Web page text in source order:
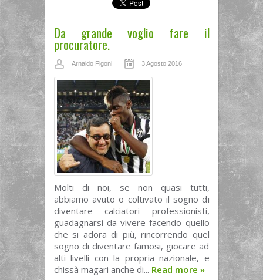
Da grande voglio fare il
procuratore.
Arnaldo Figoni 3 Agosto 2016
Molti di noi, se non quasi tutti,
abbiamo avuto o coltivato il sogno di
diventare calciatori professionisti,
guadagnarsi da vivere facendo quello
che si adora di più, rincorrendo quel
sogno di diventare famosi, giocare ad
alti livelli con la propria nazionale, e
chissà magari anche di... Read more »